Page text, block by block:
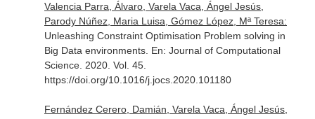
Valencia Parra, Álvaro, Varela Vaca, Ángel Jesús,
Parody Núñez, Maria Luisa, Gómez López, Mª Teresa:
Unleashing Constraint Optimisation Problem solving in
Big Data environments. En: Journal of Computational
Science. 2020. Vol. 45.
https://doi.org/10.1016/j.jocs.2020.101180
Fernández Cerero, Damián, Varela Vaca, Ángel Jesús,